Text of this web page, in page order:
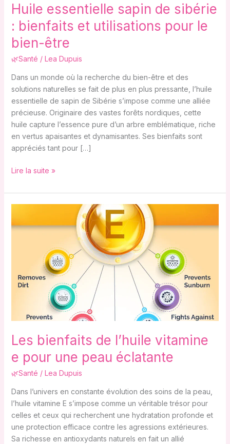
Huile essentielle sapin de sibérie
: bienfaits et utilisations pour le
bien-être
🌿Santé / Lea Dupuis
Dans un monde où la recherche du bien-être et des
solutions naturelles se fait de plus en plus pressante, l’huile
essentielle de sapin de Sibérie s’impose comme une alliée
précieuse. Originaire des vastes forêts nordiques, cette
huile capture l’essence pure d’un arbre emblématique, riche
en vertus apaisantes et dynamisantes. Ses bienfaits sont
appréciés tant pour […]
bien-
être
Lire la suite »
Les bienfaits de l’huile vitamine
e pour une peau éclatante
🌿Santé / Lea Dupuis
Dans l’univers en constante évolution des soins de la peau,
l’huile vitamine E s’impose comme un véritable trésor pour
celles et ceux qui recherchent une hydratation profonde et
une protection efficace contre les agressions extérieures.
Sa richesse en antioxydants naturels en fait un allié
bienfaits
pour
éclatante